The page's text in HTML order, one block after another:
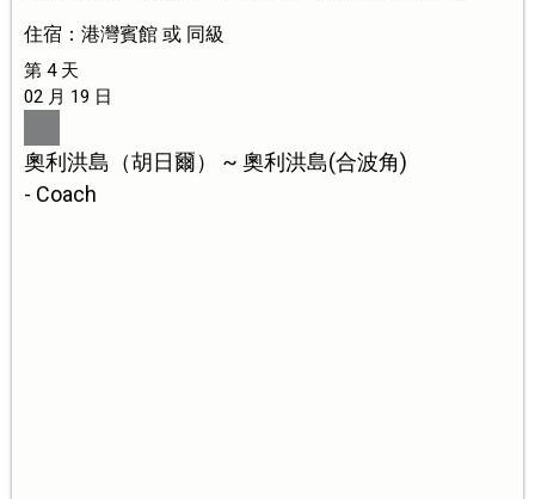
住宿：港灣賓館 或 同級
第 4 天
02 月 19 日
奧利洪島（胡日爾） ~ 奧利洪島(合波角)
- Coach